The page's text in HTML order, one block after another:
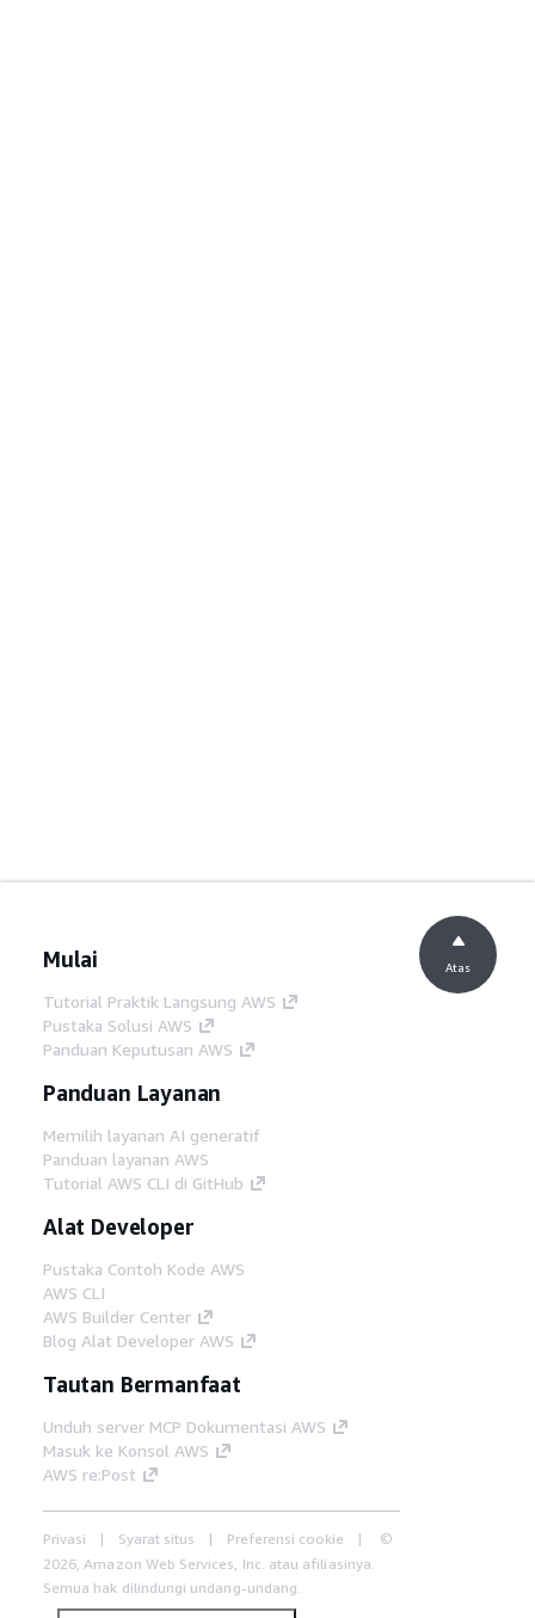
Mulai
Tutorial Praktik Langsung AWS
Pustaka Solusi AWS
Panduan Keputusan AWS
Panduan Layanan
Memilih layanan AI generatif
Panduan layanan AWS
Tutorial AWS CLI di GitHub
Alat Developer
Pustaka Contoh Kode AWS
AWS CLI
AWS Builder Center
Blog Alat Developer AWS
Tautan Bermanfaat
Unduh server MCP Dokumentasi AWS
Masuk ke Konsol AWS
AWS re:Post
Privasi Syarat situs Preferensi cookie
©
2026, Amazon Web Services, Inc. atau afiliasinya.
Semua hak dilindungi undang-undang.
Atas